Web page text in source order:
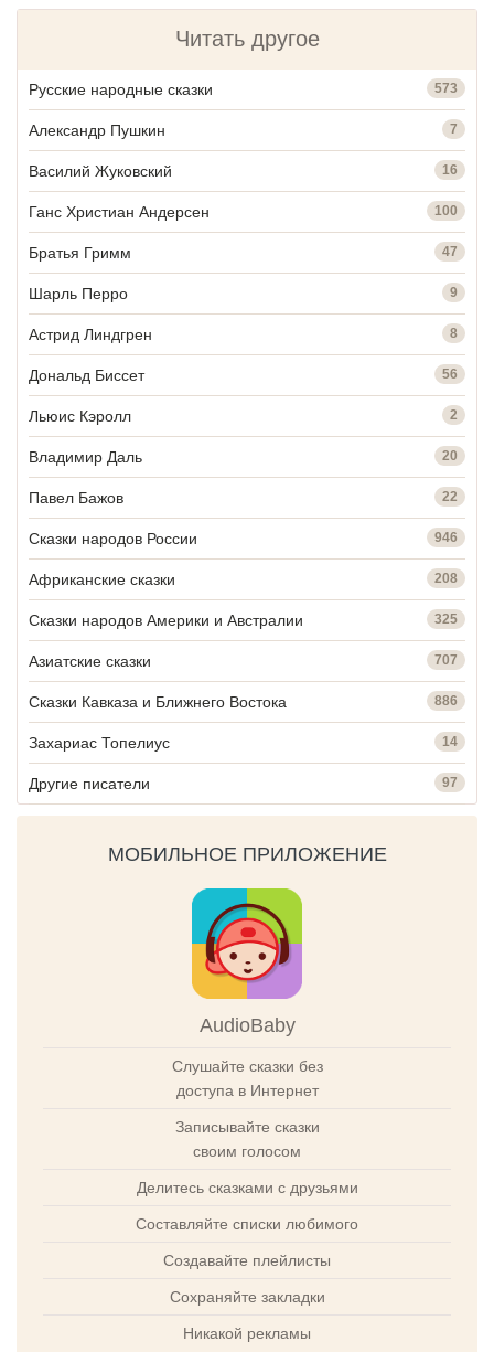
Читать другое
Русские народные сказки 573
Александр Пушкин 7
Василий Жуковский 16
Ганс Христиан Андерсен 100
Братья Гримм 47
Шарль Перро 9
Астрид Линдгрен 8
Дональд Биссет 56
Льюис Кэролл 2
Владимир Даль 20
Павел Бажов 22
Сказки народов России 946
Африканские сказки 208
Сказки народов Америки и Австралии 325
Азиатские сказки 707
Сказки Кавказа и Ближнего Востока 886
Захариас Топелиус 14
Другие писатели 97
МОБИЛЬНОЕ ПРИЛОЖЕНИЕ
AudioBaby
Слушайте сказки без
доступа в Интернет
Записывайте сказки
своим голосом
Делитесь сказками с друзьями
Составляйте списки любимого
Создавайте плейлисты
Сохраняйте закладки
Никакой рекламы